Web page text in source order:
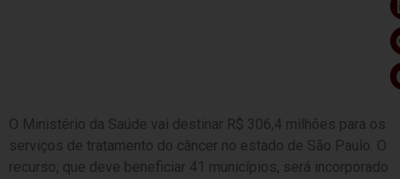
O Ministério da Saúde vai destinar R$ 306,4 milhões para os
serviços de tratamento do câncer no estado de São Paulo. O
recurso, que deve beneficiar 41 municípios, será incorporado